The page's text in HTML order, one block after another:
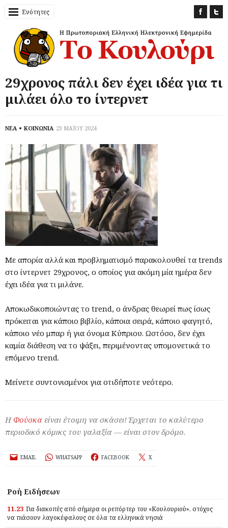
Ενότητες
29χρονος πάλι δεν έχει ιδέα για τι
μιλάει όλο το ίντερνετ
ΝΕΑ ΚΟΙΝΩΝΙΑ 23 ΜΑΪΟΥ 2024
Με απορία αλλά και προβληματισμό παρακολουθεί τα trends
στο ίντερνετ 29χρονος, ο οποίος για ακόμη μία ημέρα δεν
έχει ιδέα για τι μιλάνε.
Αποκωδικοποιώντας το trend, ο άνδρας θεωρεί πως ίσως
πρόκειται για κάποιο βιβλίο, κάποια σειρά, κάποιο φαγητό,
κάποιο νέο μπαρ ή για όνομα Κύπριου. Ωστόσο, δεν έχει
καμία διάθεση να το ψάξει, περιμένοντας υπομονετικά το
επόμενο trend.
Μείνετε συντονισμένοι για οτιδήποτε νεότερο.
Η Φούσκα είναι έτοιμη να σκάσει! Έρχεται το καλύτερο
περιοδικό κόμικς του γαλαξία — είναι στον δρόμο.
EMAIL WHATSAPP FACEBOOK X
Ροή Ειδήσεων
11.23 Για διακοπές από σήμερα οι ρεπόρτερ του «Κουλουριού», στόχος
να πιάσουν λαγοκέφαλους σε όλα τα ελληνικά νησιά